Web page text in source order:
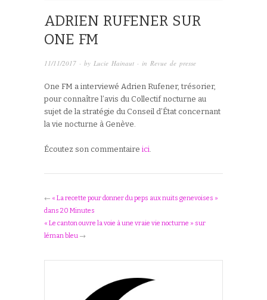
ADRIEN RUFENER SUR
ONE FM
11/11/2017 · by Lucie Hainaut · in Revue de presse
One FM a interviewé Adrien Rufener, trésorier,
pour connaître l’avis du Collectif nocturne au
sujet de la stratégie du Conseil d’État concernant
la vie nocturne à Genève.
Écoutez son commentaire ici
← « La recette pour donner du peps aux nuits genevoises »
dans 20 Minutes
« Le canton ouvre la voie à une vraie vie nocturne » sur
léman bleu →